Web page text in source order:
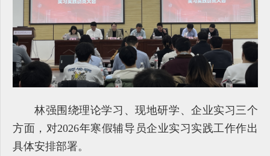
林强围绕理论学习、现地研学、企业实习三个
方面，对2026年寒假辅导员企业实习实践工作作出
具体安排部署。